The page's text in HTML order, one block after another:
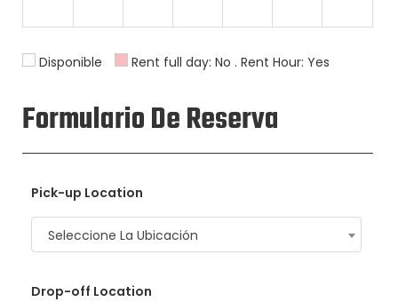
2
Disponible Rent full day: No . Rent Hour: Yes
Formulario De Reserva
Pick-up Location
Seleccione La Ubicación
Drop-off Location